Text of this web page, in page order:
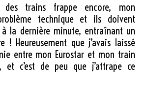
des trains frappe encore, mon
technique et ils doivent
la dernière minute, entraînant un
! Heureusement que j’avais laissé
entre mon Eurostar et mon train
et c’est de peu que j’attrape ce